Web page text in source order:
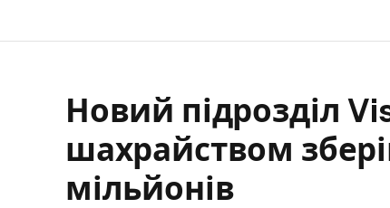
Новий підрозділ
шахрайством
мільйонів